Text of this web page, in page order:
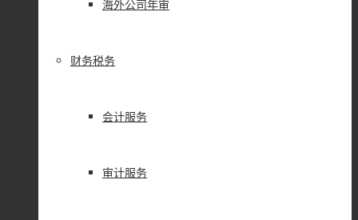
海外公司年审
财务税务
会计服务
审计服务